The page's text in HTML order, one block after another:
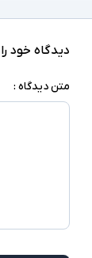
دیدگاه خود
متن دیدگاه :